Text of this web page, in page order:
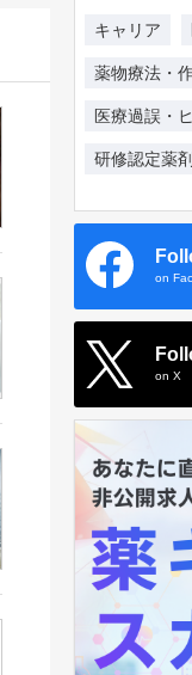
キャリア
薬物療法・
医療過誤・
研修認定薬
on
on X